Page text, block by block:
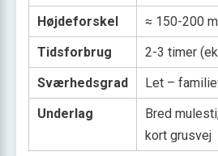
Højdeforskel
≈ 150-200 m
Tidsforbrug
2-3 timer
Sværhedsgrad
Let –
Underlag
Bred
kort grusvej